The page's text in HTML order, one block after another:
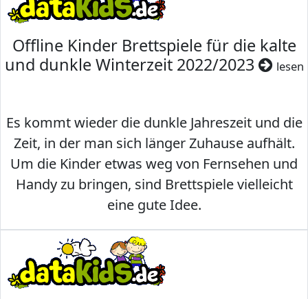
Offline Kinder Brettspiele für die kalte
und dunkle Winterzeit 2022/2023
lesen
Es kommt wieder die dunkle Jahreszeit und die
Zeit, in der man sich länger Zuhause aufhält.
Um die Kinder etwas weg von Fernsehen und
Handy zu bringen, sind Brettspiele vielleicht
eine gute Idee.